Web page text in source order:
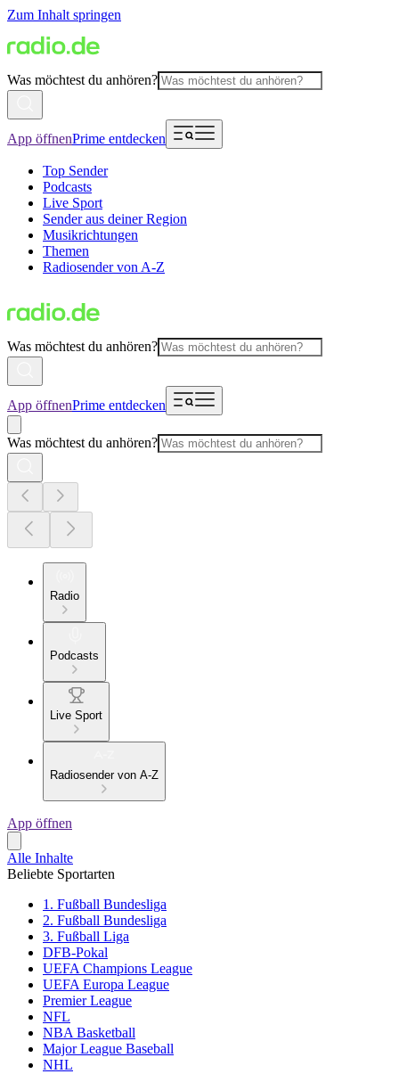
Zum Inhalt springen
Was möchtest du anhören?
App öffnenPrime entdecken
Top Sender
Podcasts
Live Sport
Sender aus deiner Region
Musikrichtungen
Themen
Radiosender von A-Z
Was möchtest du anhören?
App öffnenPrime entdecken
Was möchtest du anhören?
Radio
Podcasts
Live Sport
Radiosender von A-Z
App öffnen
Alle Inhalte
Beliebte Sportarten
1. Fußball Bundesliga
2. Fußball Bundesliga
3. Fußball Liga
DFB-Pokal
UEFA Champions League
UEFA Europa League
Premier League
NFL
NBA Basketball
Major League Baseball
NHL